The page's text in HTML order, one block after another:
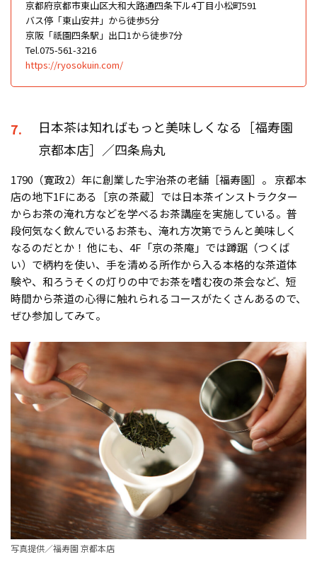
京都府京都市東山区大和大路通四条下ル4丁目小松町591
バス停「東山安井」から徒歩5分
京阪「祇園四条駅」出口1から徒歩7分
Tel.075-561-3216
https://ryosokuin.com/
7.
日本茶は知ればもっと美味しくなる［福寿園
京都本店］／四条烏丸
1790（寛政2）年に創業した宇治茶の老舗［福寿園］。 京都本
店の地下1Fにある［京の茶蔵］では日本茶インストラクター
からお茶の淹れ方などを学べるお茶講座を実施している。普
段何気なく飲んでいるお茶も、淹れ方次第でうんと美味しく
なるのだとか！ 他にも、4F「京の茶庵」では蹲踞（つくば
い）で柄杓を使い、手を清める所作から入る本格的な茶道体
験や、和ろうそくの灯りの中でお茶を嗜む夜の茶会など、短
時間から茶道の心得に触れられるコースがたくさんあるので、
ぜひ参加してみて。
写真提供／福寿園 京都本店